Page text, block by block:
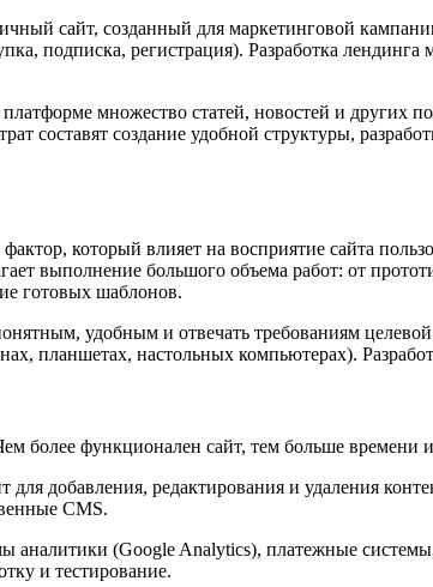
сайт, созданный для маркетинговой
подписка, регистрация). Разработка
множество статей, новостей и других
составят создание удобной структуры,
который влияет на восприятие сайта
выполнение большого объема работ: от
готовых шаблонов.
удобным и отвечать требованиям
планшетах, настольных компьютерах).
более функционален сайт, тем больше времени
для добавления, редактирования и удаления
CMS.
аналитики (Google Analytics), платежные
и тестирование.